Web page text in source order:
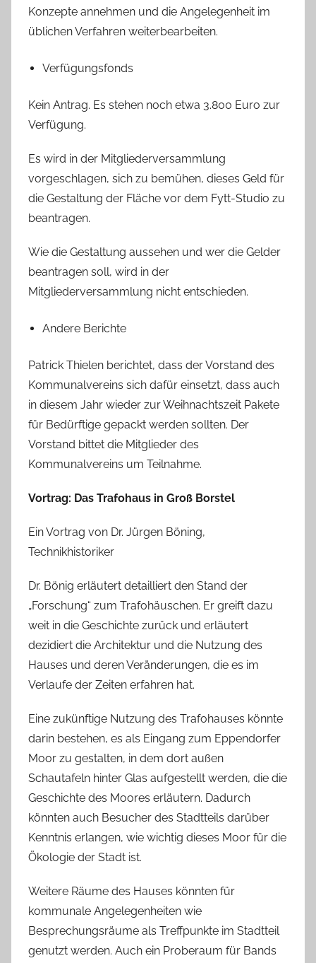
Konzepte annehmen und die Angelegenheit im
üblichen Verfahren weiterbearbeiten.
Verfügungsfonds
Kein Antrag. Es stehen noch etwa 3.800 Euro zur
Verfügung.
Es wird in der Mitgliederversammlung
vorgeschlagen, sich zu bemühen, dieses Geld für
die Gestaltung der Fläche vor dem Fytt-Studio zu
beantragen.
Wie die Gestaltung aussehen und wer die Gelder
beantragen soll, wird in der
Mitgliederversammlung nicht entschieden.
Andere Berichte
Patrick Thielen berichtet, dass der Vorstand des
Kommunalvereins sich dafür einsetzt, dass auch
in diesem Jahr wieder zur Weihnachtszeit Pakete
für Bedürftige gepackt werden sollten. Der
Vorstand bittet die Mitglieder des
Kommunalvereins um Teilnahme.
Vortrag: Das Trafohaus in Groß Borstel
Ein Vortrag von Dr. Jürgen Böning,
Technikhistoriker
Dr. Bönig erläutert detailliert den Stand der
„Forschung“ zum Trafohäuschen. Er greift dazu
weit in die Geschichte zurück und erläutert
dezidiert die Architektur und die Nutzung des
Hauses und deren Veränderungen, die es im
Verlaufe der Zeiten erfahren hat.
Eine zukünftige Nutzung des Trafohauses könnte
darin bestehen, es als Eingang zum Eppendorfer
Moor zu gestalten, in dem dort außen
Schautafeln hinter Glas aufgestellt werden, die die
Geschichte des Moores erläutern. Dadurch
könnten auch Besucher des Stadtteils darüber
Kenntnis erlangen, wie wichtig dieses Moor für die
Ökologie der Stadt ist.
Weitere Räume des Hauses könnten für
kommunale Angelegenheiten wie
Besprechungsräume als Treffpunkte im Stadtteil
genutzt werden. Auch ein Proberaum für Bands